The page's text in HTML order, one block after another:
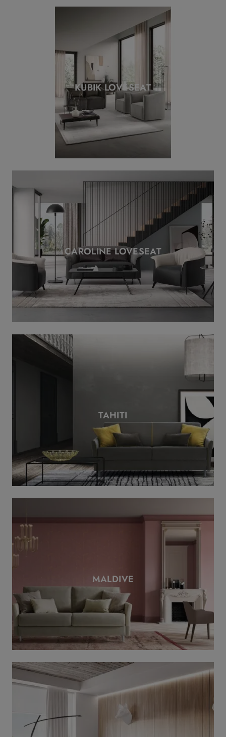
KUBIK LOVESEAT
CAROLINE LOVESEAT
TAHITI
MALDIVE